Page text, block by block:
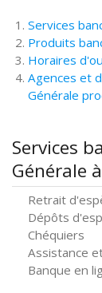
Services
Produits
Horaires
Agences et
Générale
Services
Générale
Retrait
Dépôts
Chéquiers
Assistance
Banque en